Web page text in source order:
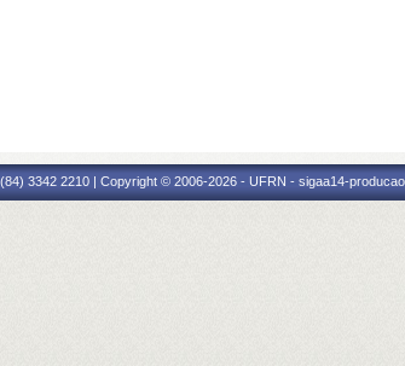
3342 2210 | Copyright © 2006-2026 - UFRN - sigaa14-